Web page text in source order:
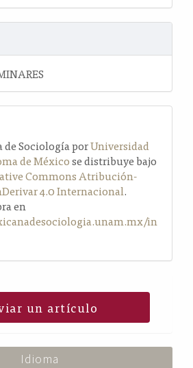
de Sociología porUniversidad
de Méxicose distribuye bajo
Commons Atribución-
4.0 Internacional.
en
in
un artículo
Idioma